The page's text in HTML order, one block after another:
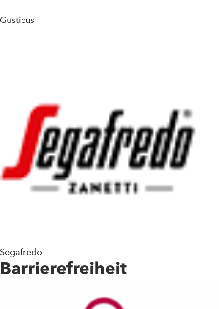
Gusticus
Segafredo
Barrierefreiheit